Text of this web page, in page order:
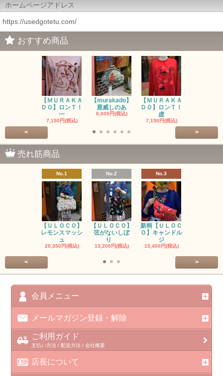
ホームページアドレス
https://usedgotetu.com/
おすすめ商品
【ＭＵＲＡＫＡ
ＤＯ】ロンＴ！
一
7,150円(税込)
【murakado】
鹿威しのあ
6,600円(税込)
【ＭＵＲＡＫＡ
ＤＯ】ロンＴ！
虚
7,150円(税込)
< >
売れ筋商品
No.1
【ＵＬＯＣＯ】
レモンスマッシ
ュ
20,350円(税込)
No.2
【ＵＬＯＣＯ】
弦がないしぼ
り
13,200円(税込)
No.3
新柄【ＵＬＯＣ
Ｏ】キャンドル
ジ
15,400円(税込)
< >
会員メニュー
メールマガジン登録・解除
ご利用ガイド
支払い方法 / 配送方法 / 会社概要
店長について